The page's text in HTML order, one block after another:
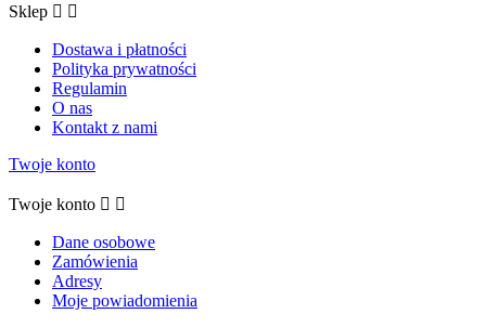
Sklep  
Dostawa i płatności
Polityka prywatności
Regulamin
O nas
Kontakt z nami
Twoje konto
Twoje konto  
Dane osobowe
Zamówienia
Adresy
Moje powiadomienia